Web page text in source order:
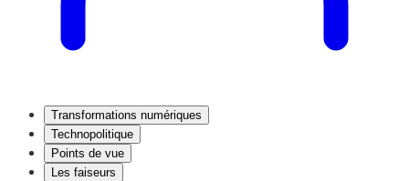
Transformations numériques
Technopolitique
Points de vue
Les faiseurs